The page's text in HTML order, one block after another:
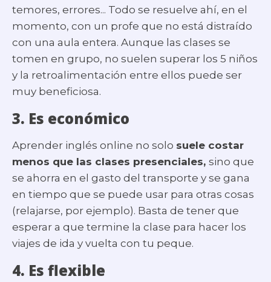
temores, errores... Todo se resuelve ahí, en el
momento, con un profe que no está distraído
con una aula entera. Aunque las clases se
tomen en grupo, no suelen superar los 5 niños
y la retroalimentación entre ellos puede ser
muy beneficiosa.
3. Es económico
Aprender inglés online no solo suele costar
menos que las clases presenciales, sino que
se ahorra en el gasto del transporte y se gana
en tiempo que se puede usar para otras cosas
(relajarse, por ejemplo). Basta de tener que
esperar a que termine la clase para hacer los
viajes de ida y vuelta con tu peque.
4. Es flexible